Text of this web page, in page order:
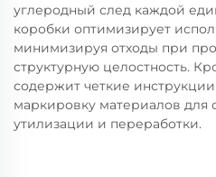
углеродный след каждой
коробки оптимизирует
минимизируя отходы при
структурную целостность.
содержит четкие
маркировку материалов для
утилизации и переработки.